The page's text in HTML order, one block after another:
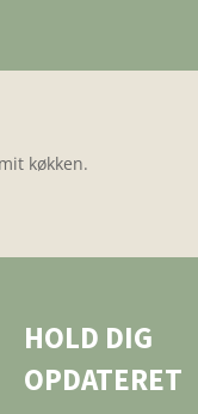
køkken.
HOLD DIG
OPDATERET